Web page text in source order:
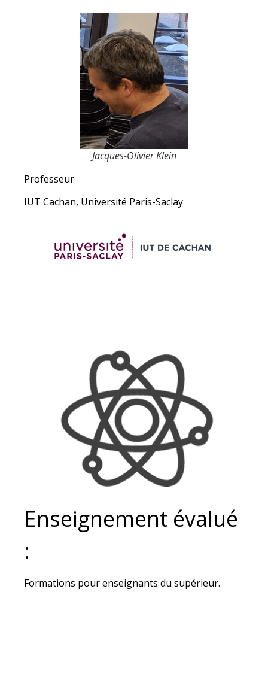
Jacques-Olivier Klein
Professeur
IUT Cachan, Université Paris-Saclay
Enseignement évalué
:
Formations pour enseignants du supérieur.